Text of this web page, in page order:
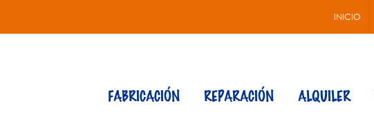
INICIO
FABRICACIÓN REPARACIÓN ALQUILER